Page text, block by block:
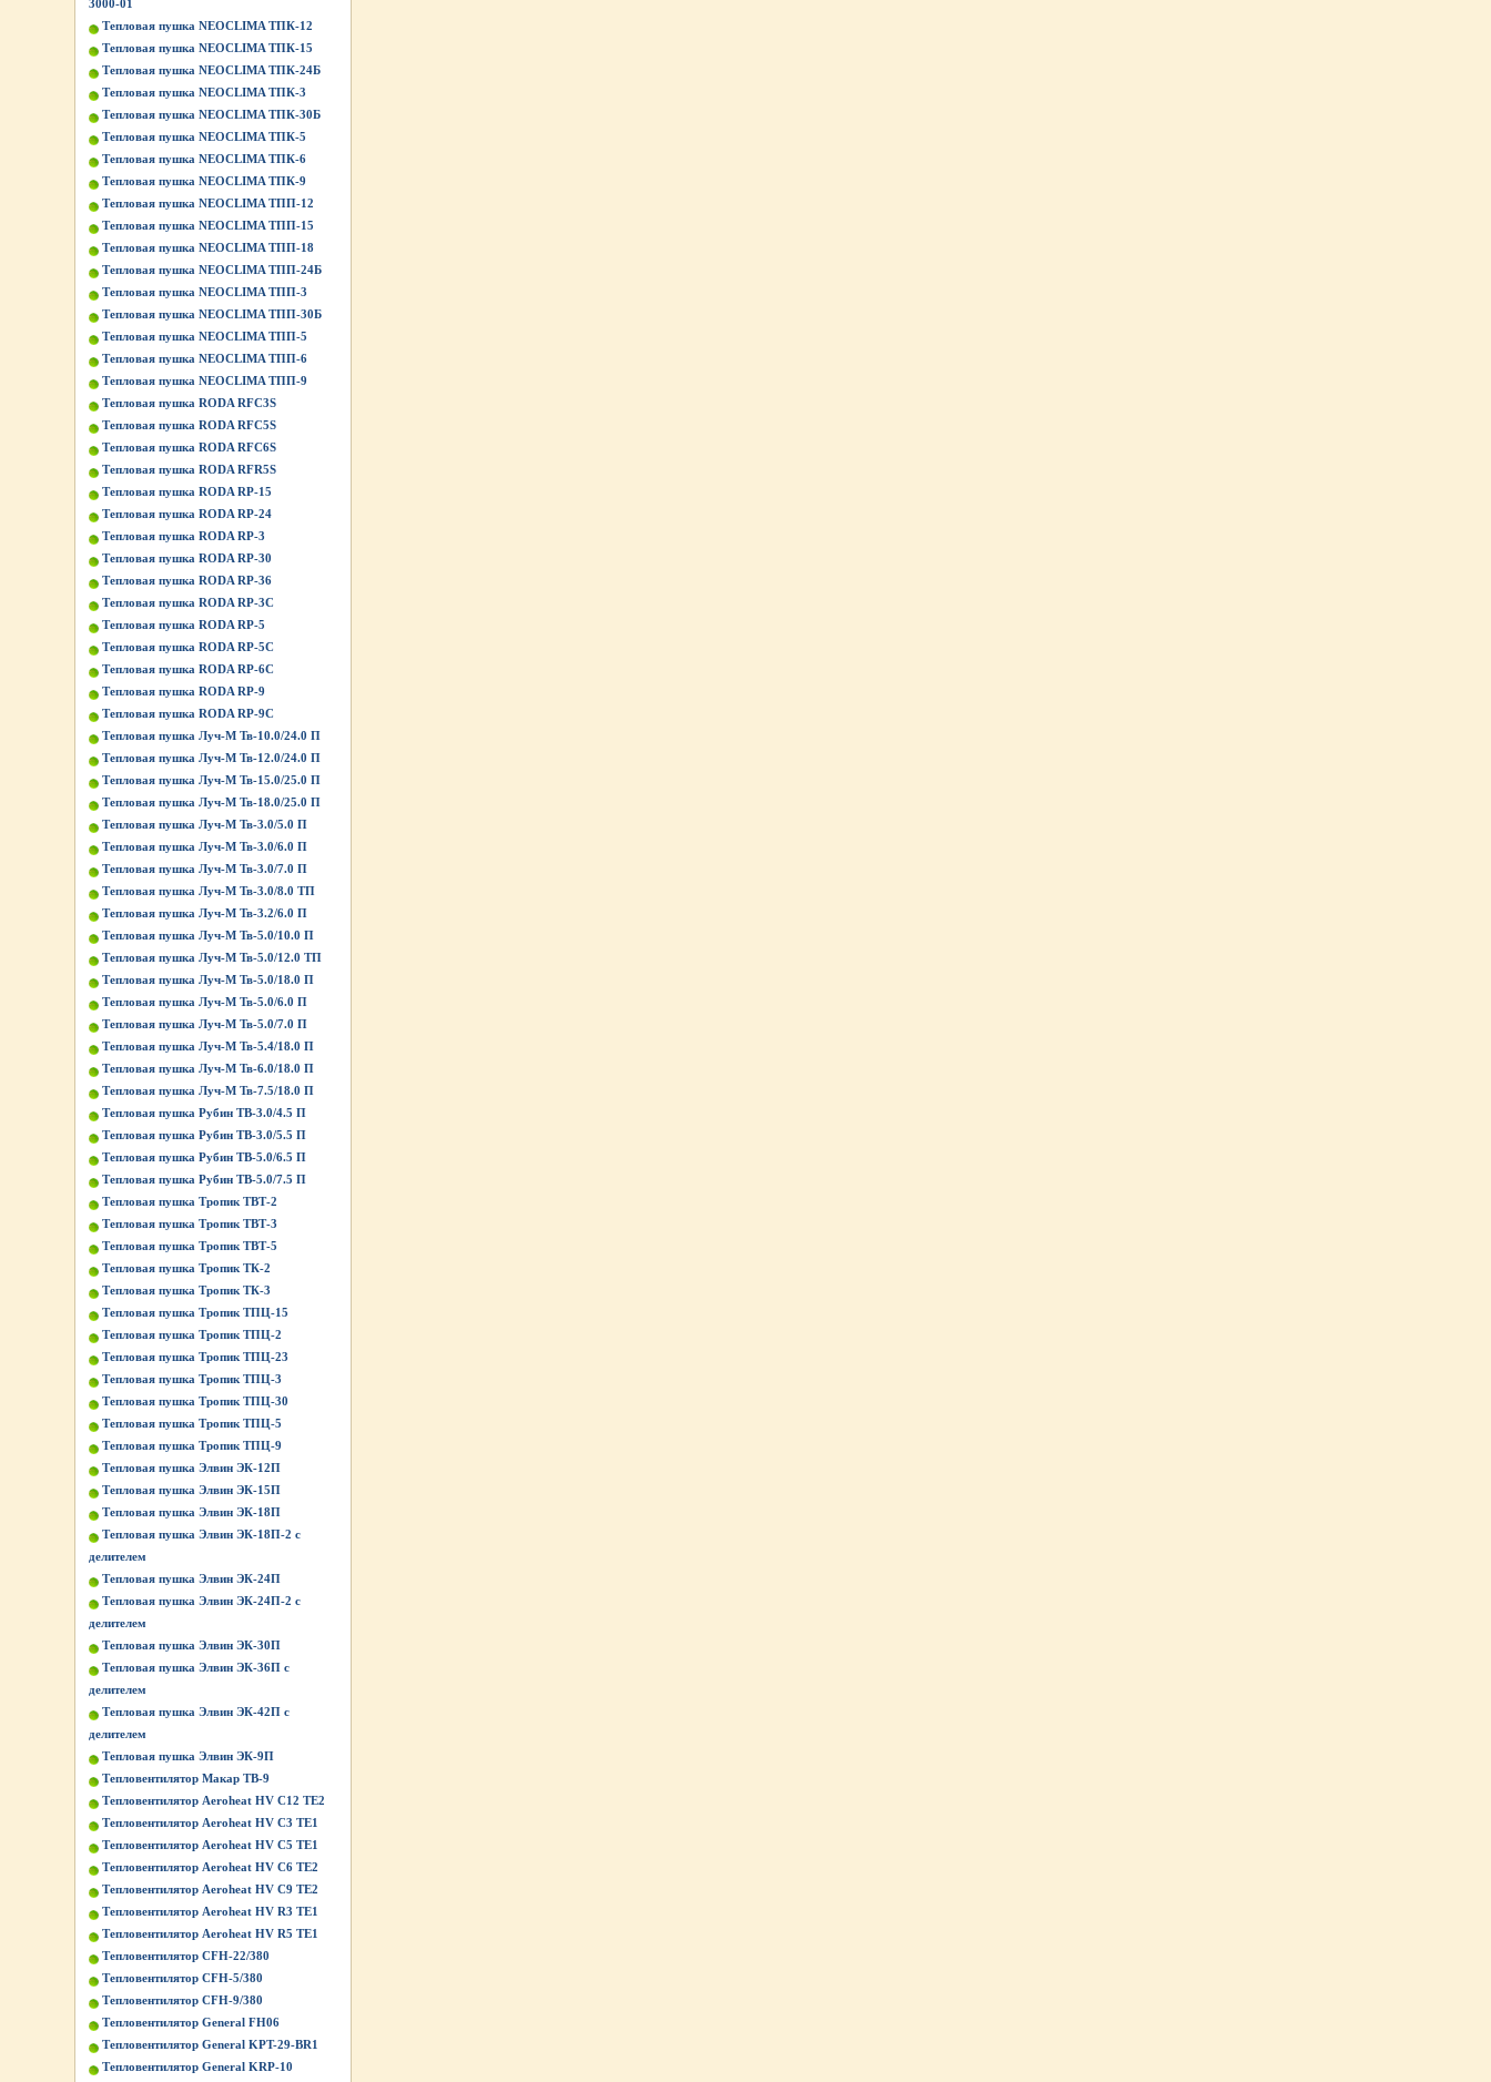
3000-01
Тепловая пушка NEOCLIMA ТПК-12
Тепловая пушка NEOCLIMA ТПК-15
Тепловая пушка NEOCLIMA ТПК-24Б
Тепловая пушка NEOCLIMA ТПК-3
Тепловая пушка NEOCLIMA ТПК-30Б
Тепловая пушка NEOCLIMA ТПК-5
Тепловая пушка NEOCLIMA ТПК-6
Тепловая пушка NEOCLIMA ТПК-9
Тепловая пушка NEOCLIMA ТПП-12
Тепловая пушка NEOCLIMA ТПП-15
Тепловая пушка NEOCLIMA ТПП-18
Тепловая пушка NEOCLIMA ТПП-24Б
Тепловая пушка NEOCLIMA ТПП-3
Тепловая пушка NEOCLIMA ТПП-30Б
Тепловая пушка NEOCLIMA ТПП-5
Тепловая пушка NEOCLIMA ТПП-6
Тепловая пушка NEOCLIMA ТПП-9
Тепловая пушка RODA RFC3S
Тепловая пушка RODA RFC5S
Тепловая пушка RODA RFC6S
Тепловая пушка RODA RFR5S
Тепловая пушка RODA RP-15
Тепловая пушка RODA RP-24
Тепловая пушка RODA RP-3
Тепловая пушка RODA RP-30
Тепловая пушка RODA RP-36
Тепловая пушка RODA RP-3C
Тепловая пушка RODA RP-5
Тепловая пушка RODA RP-5C
Тепловая пушка RODA RP-6C
Тепловая пушка RODA RP-9
Тепловая пушка RODA RP-9C
Тепловая пушка Луч-М Тв-10.0/24.0 П
Тепловая пушка Луч-М Тв-12.0/24.0 П
Тепловая пушка Луч-М Тв-15.0/25.0 П
Тепловая пушка Луч-М Тв-18.0/25.0 П
Тепловая пушка Луч-М Тв-3.0/5.0 П
Тепловая пушка Луч-М Тв-3.0/6.0 П
Тепловая пушка Луч-М Тв-3.0/7.0 П
Тепловая пушка Луч-М Тв-3.0/8.0 ТП
Тепловая пушка Луч-М Тв-3.2/6.0 П
Тепловая пушка Луч-М Тв-5.0/10.0 П
Тепловая пушка Луч-М Тв-5.0/12.0 ТП
Тепловая пушка Луч-М Тв-5.0/18.0 П
Тепловая пушка Луч-М Тв-5.0/6.0 П
Тепловая пушка Луч-М Тв-5.0/7.0 П
Тепловая пушка Луч-М Тв-5.4/18.0 П
Тепловая пушка Луч-М Тв-6.0/18.0 П
Тепловая пушка Луч-М Тв-7.5/18.0 П
Тепловая пушка Рубин ТВ-3.0/4.5 П
Тепловая пушка Рубин ТВ-3.0/5.5 П
Тепловая пушка Рубин ТВ-5.0/6.5 П
Тепловая пушка Рубин ТВ-5.0/7.5 П
Тепловая пушка Тропик ТВТ-2
Тепловая пушка Тропик ТВТ-3
Тепловая пушка Тропик ТВТ-5
Тепловая пушка Тропик ТК-2
Тепловая пушка Тропик ТК-3
Тепловая пушка Тропик ТПЦ-15
Тепловая пушка Тропик ТПЦ-2
Тепловая пушка Тропик ТПЦ-23
Тепловая пушка Тропик ТПЦ-3
Тепловая пушка Тропик ТПЦ-30
Тепловая пушка Тропик ТПЦ-5
Тепловая пушка Тропик ТПЦ-9
Тепловая пушка Элвин ЭК-12П
Тепловая пушка Элвин ЭК-15П
Тепловая пушка Элвин ЭК-18П
Тепловая пушка Элвин ЭК-18П-2 с
делителем
Тепловая пушка Элвин ЭК-24П
Тепловая пушка Элвин ЭК-24П-2 с
делителем
Тепловая пушка Элвин ЭК-30П
Тепловая пушка Элвин ЭК-36П с
делителем
Тепловая пушка Элвин ЭК-42П с
делителем
Тепловая пушка Элвин ЭК-9П
Тепловентилятор Макар ТВ-9
Тепловентилятор Aeroheat HV C12 TE2
Тепловентилятор Aeroheat HV C3 TE1
Тепловентилятор Aeroheat HV C5 TE1
Тепловентилятор Aeroheat HV C6 TE2
Тепловентилятор Aeroheat HV C9 TE2
Тепловентилятор Aeroheat HV R3 TE1
Тепловентилятор Aeroheat HV R5 TE1
Тепловентилятор CFH-22/380
Тепловентилятор CFH-5/380
Тепловентилятор CFH-9/380
Тепловентилятор General FH06
Тепловентилятор General KPT-29-BR1
Тепловентилятор General KRP-10